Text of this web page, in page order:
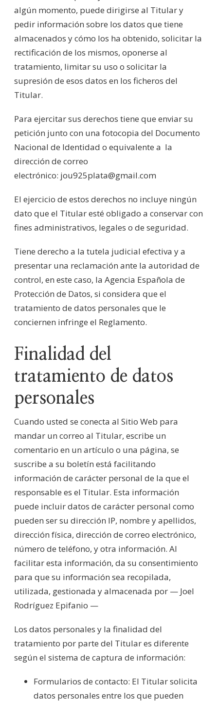
algún momento, puede dirigirse al Titular y
pedir información sobre los datos que tiene
almacenados y cómo los ha obtenido, solicitar la
rectificación de los mismos, oponerse al
tratamiento, limitar su uso o solicitar la
supresión de esos datos en los ficheros del
Titular.
Para ejercitar sus derechos tiene que enviar su
petición junto con una fotocopia del Documento
Nacional de Identidad o equivalente a la
dirección de correo
electrónico: jou925plata@gmail.com
El ejercicio de estos derechos no incluye ningún
dato que el Titular esté obligado a conservar con
fines administrativos, legales o de seguridad.
Tiene derecho a la tutela judicial efectiva y a
presentar una reclamación ante la autoridad de
control, en este caso, la Agencia Española de
Protección de Datos, si considera que el
tratamiento de datos personales que le
conciernen infringe el Reglamento.
Finalidad del
tratamiento de datos
personales
Cuando usted se conecta al Sitio Web para
mandar un correo al Titular, escribe un
comentario en un artículo o una página, se
suscribe a su boletín está facilitando
información de carácter personal de la que el
responsable es el Titular. Esta información
puede incluir datos de carácter personal como
pueden ser su dirección IP, nombre y apellidos,
dirección física, dirección de correo electrónico,
número de teléfono, y otra información. Al
facilitar esta información, da su consentimiento
para que su información sea recopilada,
utilizada, gestionada y almacenada por — Joel
Rodríguez Epifanio —
Los datos personales y la finalidad del
tratamiento por parte del Titular es diferente
según el sistema de captura de información:
Formularios de contacto: El Titular solicita
datos personales entre los que pueden